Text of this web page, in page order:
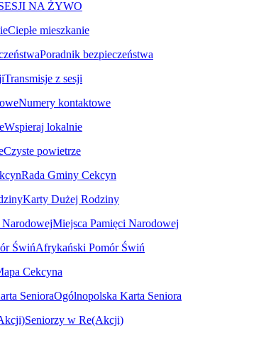
NA ŻYWO
Ciepłe mieszkanie
Poradnik bezpieczeństwa
Transmisje z sesji
Numery kontaktowe
Wspieraj lokalnie
Czyste powietrze
Rada Gminy Cekcyn
Karty Dużej Rodziny
Miejsca Pamięci Narodowej
Afrykański Pomór Świń
Cekcyna
Ogólnopolska Karta Seniora
Seniorzy w Re(Akcji)